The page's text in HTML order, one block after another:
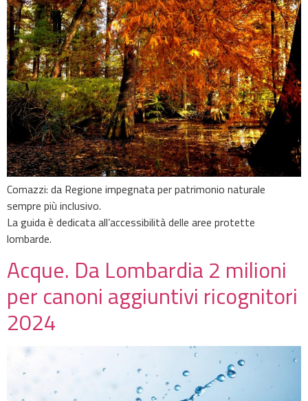
Comazzi: da Regione impegnata per patrimonio naturale
sempre più inclusivo.
La guida è dedicata all’accessibilità delle aree protette
lombarde.
Acque. Da Lombardia 2 milioni
per canoni aggiuntivi ricognitori
2024